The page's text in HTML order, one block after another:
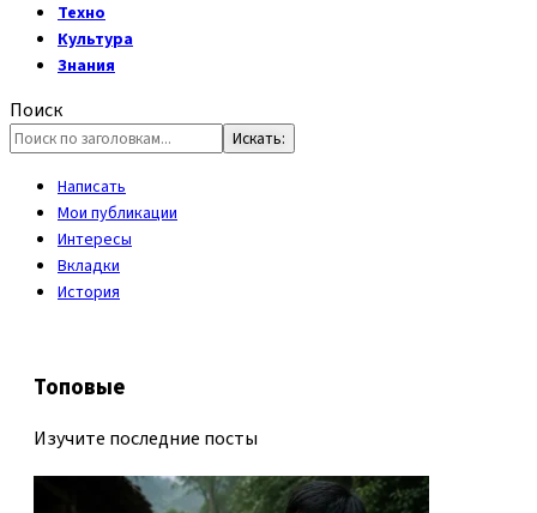
Техно
Культура
Знания
Поиск
Написать
Мои публикации
Интересы
Вкладки
История
Топовые
Изучите последние посты